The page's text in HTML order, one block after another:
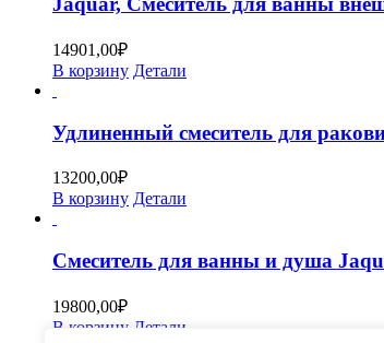
14901,00₽
В корзину Детали
Удлиненный смеситель для
13200,00₽
В корзину Детали
Смеситель для ванны и душа
19800,00₽
В корзину Детали